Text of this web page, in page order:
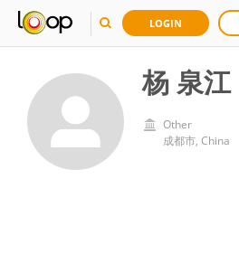
LOGIN
杨 泉江
Other
成都市, China